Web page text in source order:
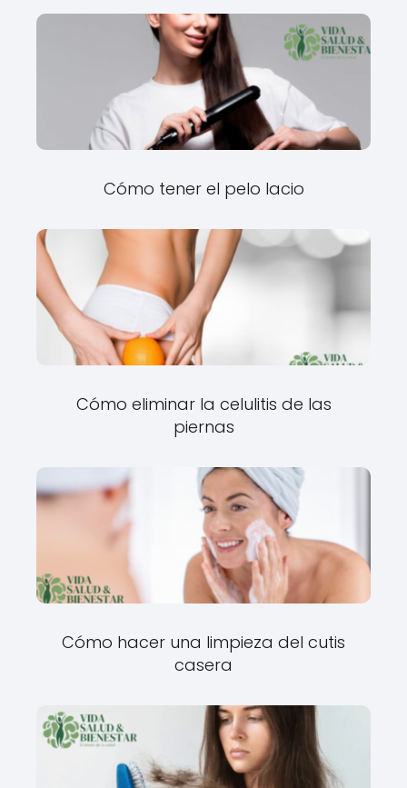
Cómo tener el pelo lacio
Cómo eliminar la celulitis de las
piernas
Cómo hacer una limpieza del cutis
casera